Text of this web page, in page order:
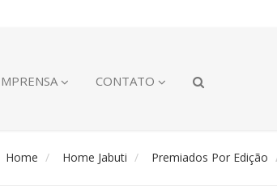
CONTATO
Home Home Jabuti Premiados Por Edição